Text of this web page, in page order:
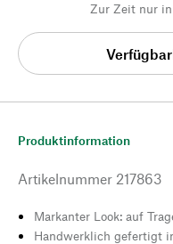
Zur Zeit nur
Produktinformation
Artikelnummer 217863
Markanter Look: auf
Handwerklich gefertigt